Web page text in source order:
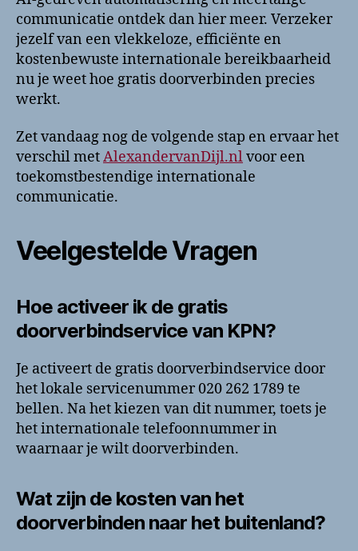
communicatie ontdek dan hier meer. Verzeker
jezelf van een vlekkeloze, efficiënte en
kostenbewuste internationale bereikbaarheid
nu je weet hoe gratis doorverbinden precies
werkt.
Zet vandaag nog de volgende stap en ervaar het
verschil metAlexandervanDijl.nlvoor een
toekomstbestendige internationale
communicatie.
Veelgestelde Vragen
Hoe activeer ik de gratis
doorverbindservice van KPN?
Je activeert de gratis doorverbindservice door
het lokale servicenummer 020 262 1789 te
bellen. Na het kiezen van dit nummer, toets je
het internationale telefoonnummer in
waarnaar je wilt doorverbinden.
Wat zijn de kosten van het
doorverbinden naar het buitenland?